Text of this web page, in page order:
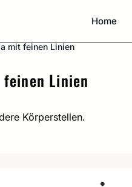
Home
mit feinen Linien
Linien
Körperstellen.